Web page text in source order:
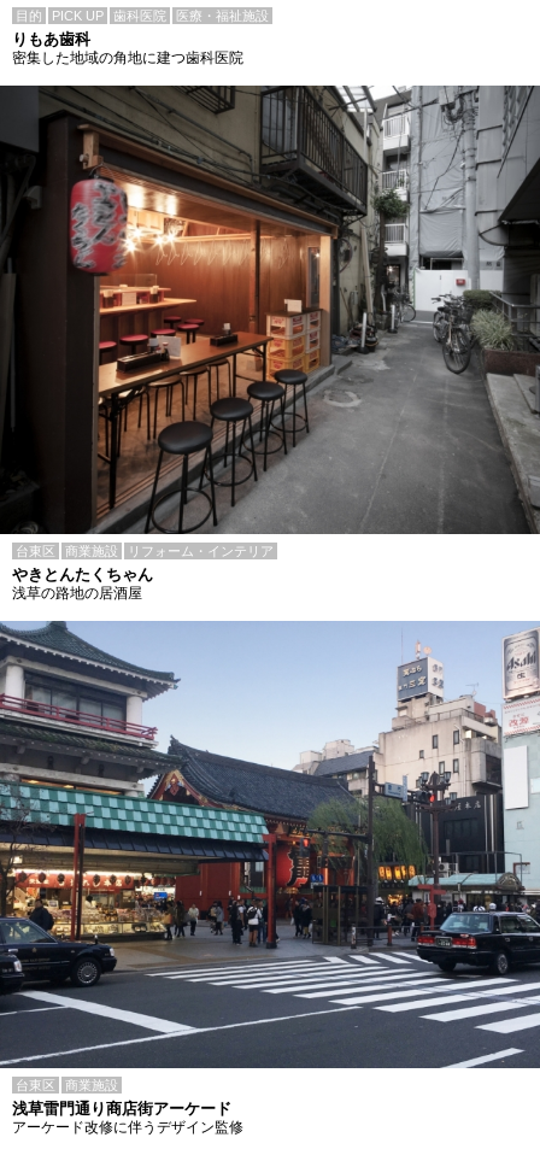
目的 PICK UP 歯科医院 医療・福祉施設
りもあ歯科
密集した地域の角地に建つ歯科医院
台東区 商業施設 リフォーム・インテリア
やきとんたくちゃん
浅草の路地の居酒屋
台東区 商業施設
浅草雷門通り商店街アーケード
アーケード改修に伴うデザイン監修